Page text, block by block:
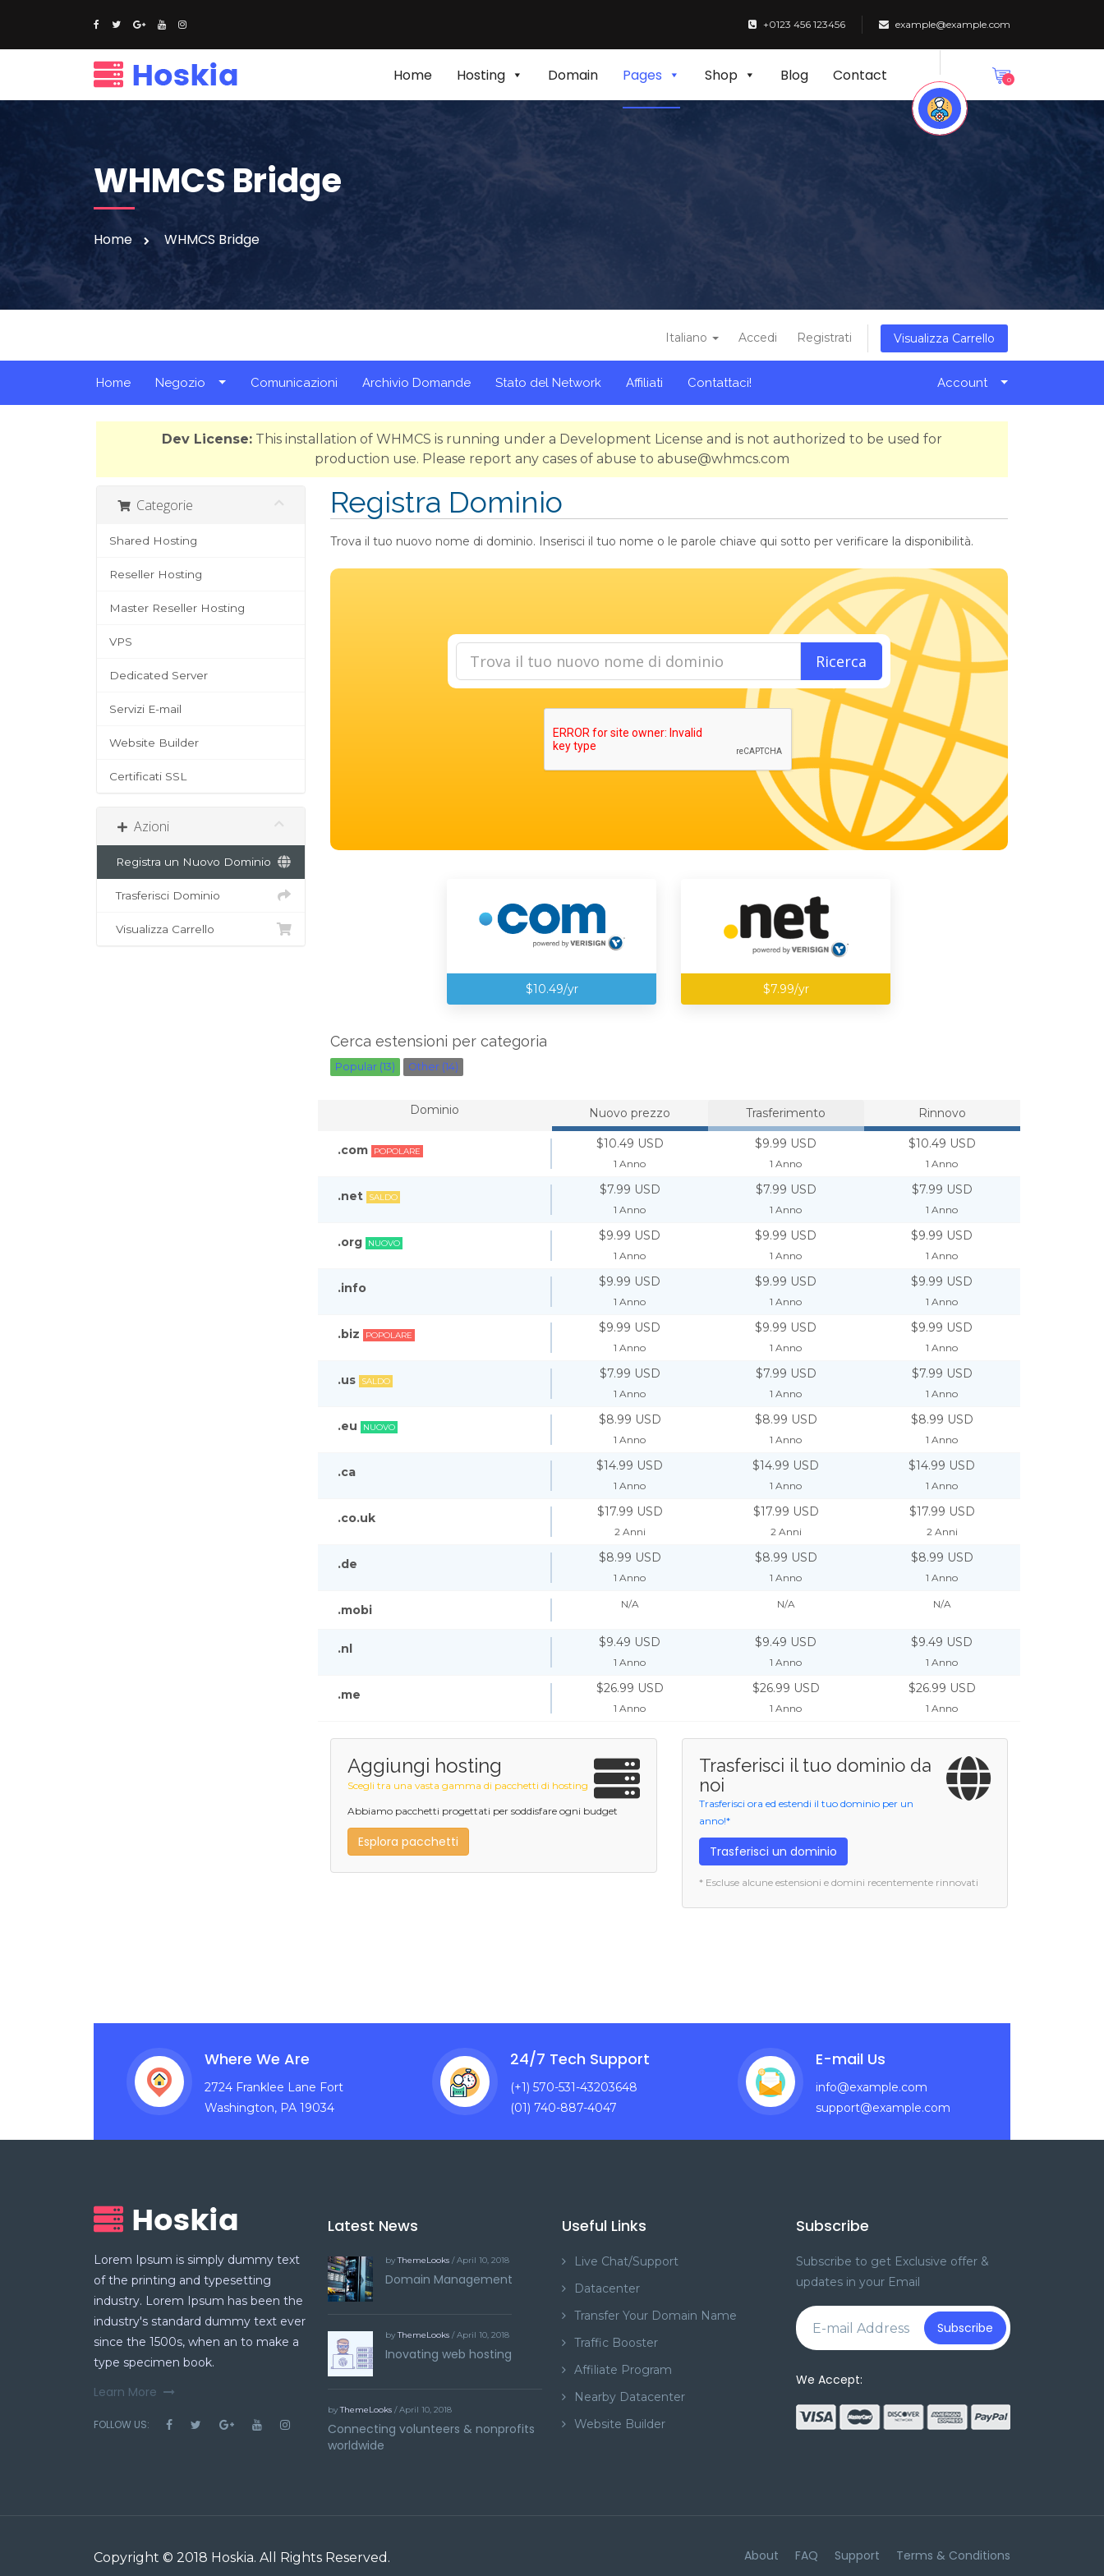
+0123 456 123456 example@example.com
0
Home Hosting Domain Pages Shop Blog Contact
WHMCS Bridge
Home WHMCS Bridge
Italiano Accedi Registrati Visualizza Carrello
Home Negozio Comunicazioni Archivio Domande Stato del Network Affiliati Contattaci! Account
Dev License: This installation of WHMCS is running under a Development License and is not authorized to be used for
production use. Please report any cases of abuse to abuse@whmcs.com
Categorie
Shared Hosting
Reseller Hosting
Master Reseller Hosting
VPS
Dedicated Server
Servizi E-mail
Website Builder
Certificati SSL
Azioni
Registra un Nuovo Dominio
Trasferisci Dominio
Visualizza Carrello
Registra Dominio
Trova il tuo nuovo nome di dominio. Inserisci il tuo nome o le parole chiave qui sotto per verificare la disponibilità.
Ricerca
$10.49/yr $7.99/yr
Cerca estensioni per categoria
Popular (13) Other (14)
Dominio Nuovo prezzo Trasferimento Rinnovo
.com POPOLARE
$10.49 USD
1 Anno
$9.99 USD
1 Anno
$10.49 USD
1 Anno
.net SALDO
$7.99 USD
1 Anno
$7.99 USD
1 Anno
$7.99 USD
1 Anno
.org NUOVO
$9.99 USD
1 Anno
$9.99 USD
1 Anno
$9.99 USD
1 Anno
.info $9.99 USD
1 Anno
$9.99 USD
1 Anno
$9.99 USD
1 Anno
.biz POPOLARE
$9.99 USD
1 Anno
$9.99 USD
1 Anno
$9.99 USD
1 Anno
.us SALDO
$7.99 USD
1 Anno
$7.99 USD
1 Anno
$7.99 USD
1 Anno
.eu NUOVO
$8.99 USD
1 Anno
$8.99 USD
1 Anno
$8.99 USD
1 Anno
.ca $14.99 USD
1 Anno
$14.99 USD
1 Anno
$14.99 USD
1 Anno
.co.uk $17.99 USD
2 Anni
$17.99 USD
2 Anni
$17.99 USD
2 Anni
.de $8.99 USD
1 Anno
$8.99 USD
1 Anno
$8.99 USD
1 Anno
.mobi N/A N/A N/A
.nl $9.49 USD
1 Anno
$9.49 USD
1 Anno
$9.49 USD
1 Anno
.me $26.99 USD
1 Anno
$26.99 USD
1 Anno
$26.99 USD
1 Anno
Aggiungi hosting
Scegli tra una vasta gamma di pacchetti di hosting
Abbiamo pacchetti progettati per soddisfare ogni budget
Esplora pacchetti
Trasferisci il tuo dominio da
noi
Trasferisci ora ed estendi il tuo dominio per un
anno!*
Trasferisci un dominio
* Escluse alcune estensioni e domini recentemente rinnovati
Where We Are
2724 Franklee Lane Fort
Washington, PA 19034
24/7 Tech Support
(+1) 570-531-43203648
(01) 740-887-4047
E-mail Us
info@example.com
support@example.com
Lorem Ipsum is simply dummy text
of the printing and typesetting
industry. Lorem Ipsum has been the
industry's standard dummy text ever
since the 1500s, when an to make a
type specimen book.
Learn More
FOLLOW US:
Latest News
byThemeLooks / April 10, 2018
Domain Management
byThemeLooks / April 10, 2018
Inovating web hosting
byThemeLooks / April 10, 2018
Connecting volunteers & nonprofits
worldwide
Useful Links
Live Chat/Support
Datacenter
Transfer Your Domain Name
Traffic Booster
Affiliate Program
Nearby Datacenter
Website Builder
Subscribe
Subscribe to get Exclusive offer &
updates in your Email
Subscribe
We Accept:
Copyright © 2018 Hoskia. All Rights Reserved. About FAQ Support Terms & Conditions